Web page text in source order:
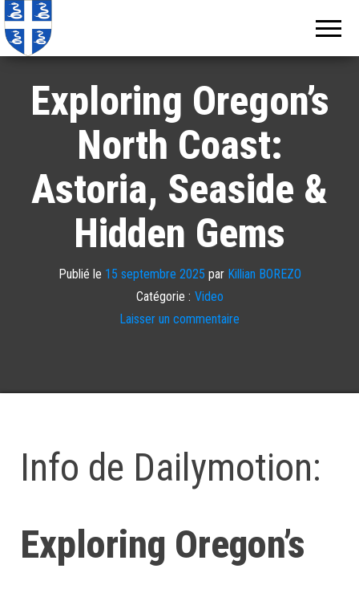
Exploring Oregon’s
North Coast:
Astoria, Seaside &
Hidden Gems
Publié le 15 septembre 2025 par Killian BOREZO
Catégorie : Video
Laisser un commentaire
Info de Dailymotion:
Exploring Oregon’s